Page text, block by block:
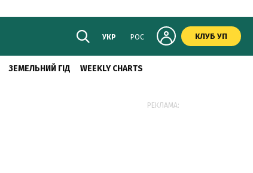
УКР РОС КЛУБ УП
ЗЕМЕЛЬНИЙ ГІД WEEKLY CHARTS
РЕКЛАМА: